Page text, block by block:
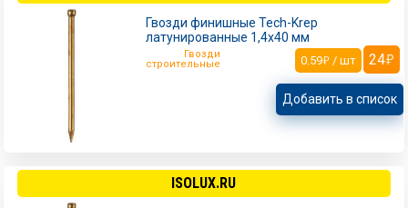
Гвозди финишные Tech-Krep
латунированные 1,4х40 мм
Гвозди
строительные
0.59 / шт 24
Добавить в список
ISOLUX.RU